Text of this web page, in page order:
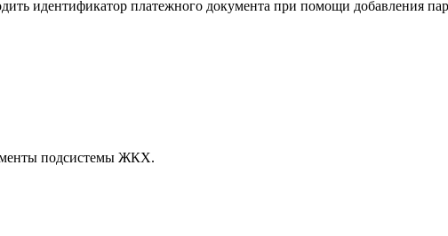
идентификатор платежного документа при помощи добавления
подсистемы ЖКХ.